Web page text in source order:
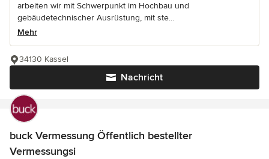
arbeiten wir mit Schwerpunkt im Hochbau und
gebäudetechnischer Ausrüstung, mit ste...
Mehr
Nachricht
34130 Kassel
buck Vermessung Öffentlich bestellter
Vermessungsi